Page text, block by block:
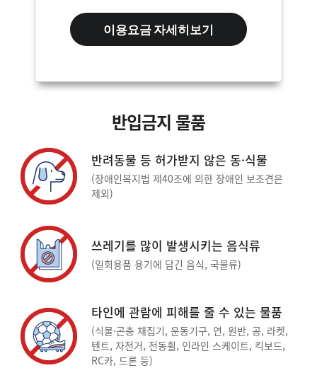
이용요금 자세히보기
반입금지 물품
반려동물 등 허가받지 않은 동·식물
(장애인복지법 제40조에 의한 장애인 보조견은
제외)
쓰레기를 많이 발생시키는 음식류
(일회용품 용기에 담긴 음식, 국물류)
타인에 관람에 피해를 줄 수 있는 물품
(식물·곤충 채집기, 운동기구, 연, 원반, 공, 라켓,
텐트, 자전거, 전동휠, 인라인 스케이트, 킥보드,
RC카, 드론 등)